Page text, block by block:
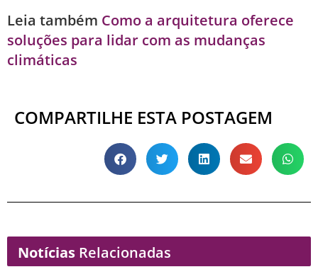
Leia também Como a arquitetura oferece
soluções para lidar com as mudanças
climáticas
COMPARTILHE ESTA POSTAGEM
Notícias Relacionadas